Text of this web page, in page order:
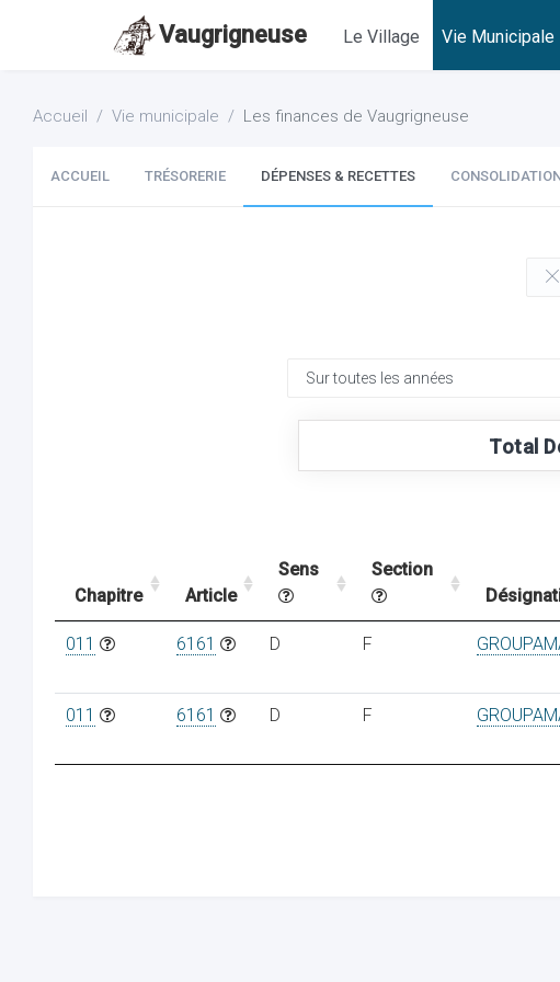
Vaugrigneuse Le Village Vie Municipale
Accueil Vie municipale Les finances de Vaugrigneuse
ACCUEIL TRÉSORERIE DÉPENSES & RECETTES
Total
Chapitre Article
Sens
Section
011 6161 D F
011 6161 D F